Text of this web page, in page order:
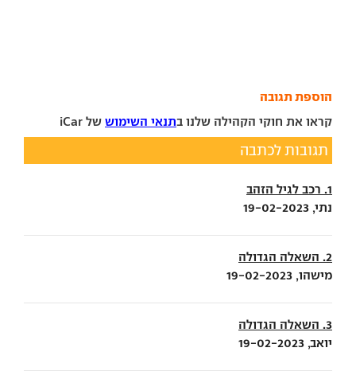
הוספת תגובה
קראו את חוקי הקהילה שלנו בתנאי השימוש של iCar
תגובות לכתבה
1. רכב לגיל הזהב
נתי, 19-02-2023
2. השאלה הגדולה
מישהו, 19-02-2023
3. השאלה הגדולה
יואב, 19-02-2023